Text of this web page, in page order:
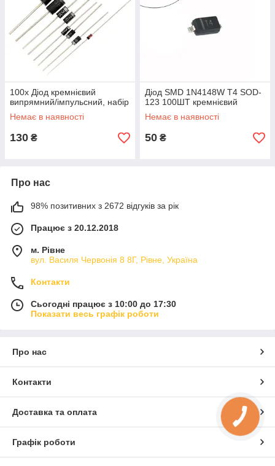
100x Діод кремнієвий
випрямний/імпульсний, набір
Немає в наявності
130 ₴
Діод SMD 1N4148W T4 SOD-
123 100ШТ кремнієвий
Немає в наявності
50 ₴
Про нас
98% позитивних з 2672 відгуків за рік
Працює з 20.12.2018
м. Рівне
вул. Василя Червонія 8 8Г, Рівне, Україна
Контакти
Сьогодні працює з 10:00 до 17:30
Показати весь графік роботи
Про нас
Контакти
Доставка та оплата
Графік роботи